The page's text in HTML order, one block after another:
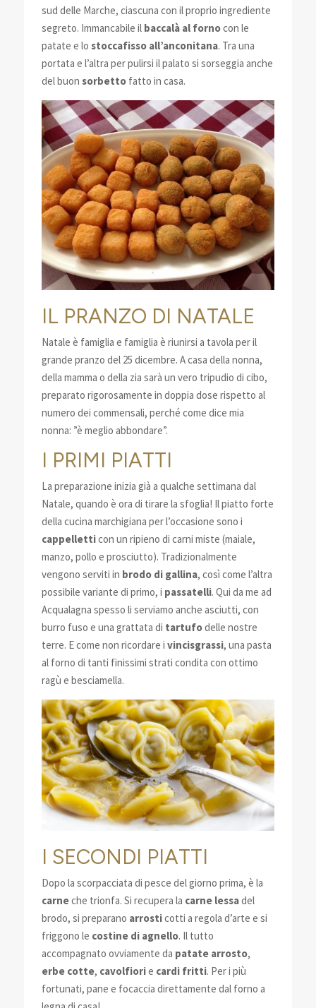
sud delle Marche, ciascuna con il proprio ingrediente
segreto. Immancabile il baccalà al fornocon le
patate e lo stoccafisso all’anconitana. Tra una
portata e l’altra per pulirsi il palato si sorseggia anche
del buon sorbettofatto in casa.
IL PRANZO DI NATALE
Natale è famiglia e famiglia è riunirsi a tavola per il
grande pranzo del 25 dicembre. A casa della nonna,
della mamma o della zia sarà un vero tripudio di cibo,
preparato rigorosamente in doppia dose rispetto al
numero dei commensali, perché come dice mia
nonna: ”è meglio abbondare”.
I PRIMI PIATTI
La preparazione inizia già a qualche settimana dal
Natale, quando è ora di tirare la sfoglia! Il piatto forte
della cucina marchigiana per l’occasione sono i
cappelletticon un ripieno di carni miste (maiale,
manzo, pollo e prosciutto). Tradizionalmente
vengono serviti in brodo di gallina, così come l’altra
possibile variante di primo, i passatelli. Qui da me ad
Acqualagna spesso li serviamo anche asciutti, con
burro fuso e una grattata di tartufodelle nostre
terre. E come non ricordare i vincisgrassi, una pasta
al forno di tanti finissimi strati condita con ottimo
ragù e besciamella.
I SECONDI PIATTI
Dopo la scorpacciata di pesce del giorno prima, è la
carneche trionfa. Si recupera la carne lessadel
brodo, si preparano arrosticotti a regola d’arte e si
friggono le costine di agnello. Il tutto
accompagnato ovviamente da patate arrosto,
erbe cotte, cavolfiorie cardi fritti. Per i più
fortunati, pane e focaccia direttamente dal forno a